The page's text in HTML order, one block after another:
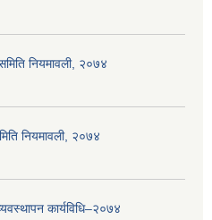
नियमावली, २०७४
नियमावली, २०७४
कार्यविधि–२०७४